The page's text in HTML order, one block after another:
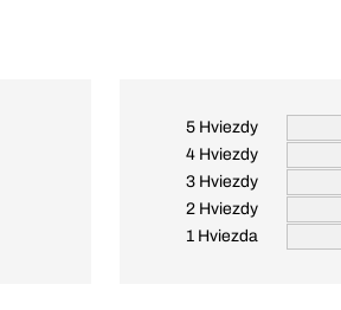
5 Hviezdy
4 Hviezdy
3 Hviezdy
2 Hviezdy
1 Hviezda